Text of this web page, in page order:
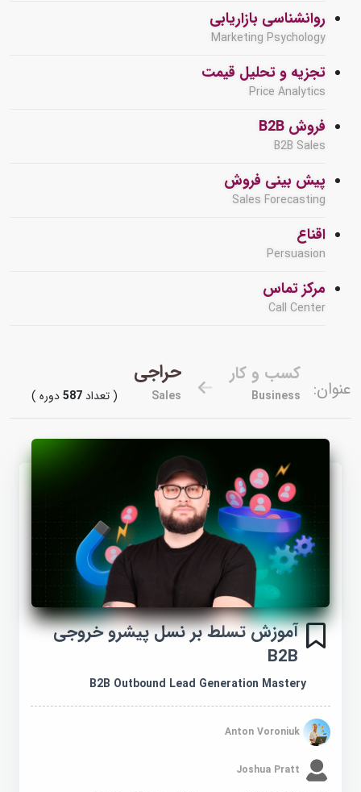
روانشناسی بازاریابی
Marketing Psychology
تجزیه و تحلیل قیمت
Price Analytics
فروش B2B
B2B Sales
پیش بینی فروش
Sales Forecasting
اقناع
Persuasion
مرکز تماس
Call Center
عنوان:
کسب و کار
Business
حراجی
Sales ( تعداد587 دوره )
آموزش تسلط بر نسل پیشرو خروجی
B2B
B2B Outbound Lead Generation Mastery
Anton Voroniuk
Joshua Pratt